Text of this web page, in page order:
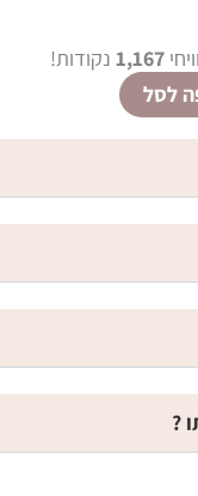
1,167 נקודות!
לסל
?